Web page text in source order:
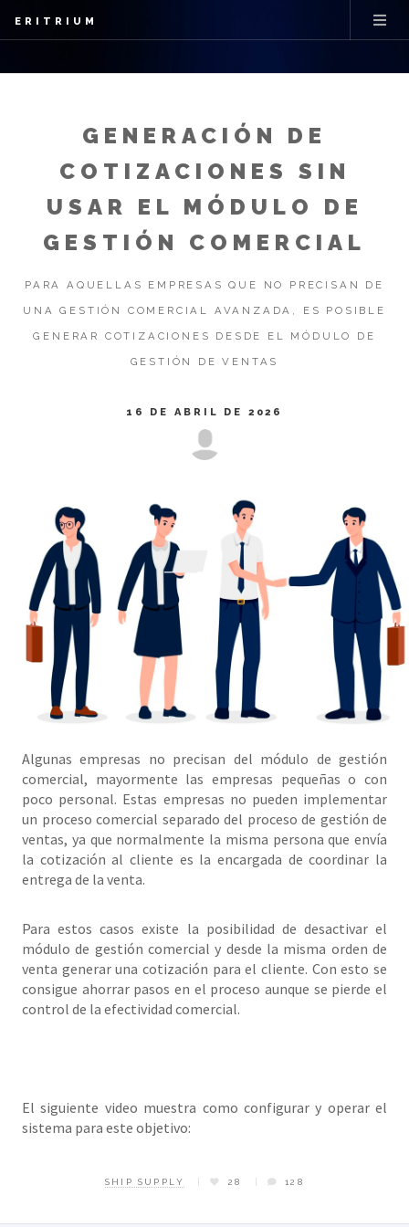
ERITRIUM
GENERACIÓN DE
COTIZACIONES SIN
USAR EL MÓDULO DE
GESTIÓN COMERCIAL
PARA AQUELLAS EMPRESAS QUE NO PRECISAN DE
UNA GESTIÓN COMERCIAL AVANZADA, ES POSIBLE
GENERAR COTIZACIONES DESDE EL MÓDULO DE
GESTIÓN DE VENTAS
16 DE ABRIL DE 2026
Algunas empresas no precisan del módulo de gestión
comercial, mayormente las empresas pequeñas o con
poco personal. Estas empresas no pueden implementar
un proceso comercial separado del proceso de gestión de
ventas, ya que normalmente la misma persona que envía
la cotización al cliente es la encargada de coordinar la
entrega de la venta.
Para estos casos existe la posibilidad de desactivar el
módulo de gestión comercial y desde la misma orden de
venta generar una cotización para el cliente. Con esto se
consigue ahorrar pasos en el proceso aunque se pierde el
control de la efectividad comercial.
El siguiente video muestra como configurar y operar el
sistema para este objetivo:
SHIP SUPPLY 28 128